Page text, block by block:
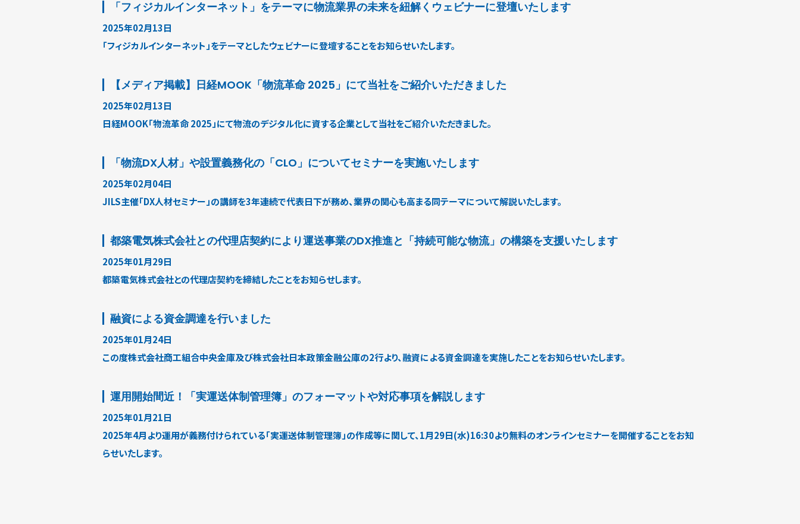
「フィジカルインターネット」をテーマに物流業界の未来を紐解くウェビナーに登壇いたします
2025年02月13日
「フィジカルインターネット」をテーマとしたウェビナーに登壇することをお知らせいたします。
【メディア掲載】日経MOOK「物流革命 2025」にて当社をご紹介いただきました
2025年02月13日
日経MOOK「物流革命 2025」にて物流のデジタル化に資する企業として当社をご紹介いただきました。
「物流DX人材」や設置義務化の「CLO」についてセミナーを実施いたします
2025年02月04日
JILS主催「DX人材セミナー」の講師を3年連続で代表日下が務め、業界の関心も高まる同テーマについて解説いたします。
都築電気株式会社との代理店契約により運送事業のDX推進と「持続可能な物流」の構築を支援いたします
2025年01月29日
都築電気株式会社との代理店契約を締結したことをお知らせします。
融資による資金調達を行いました
2025年01月24日
この度株式会社商工組合中央金庫及び株式会社日本政策金融公庫の2行より、融資による資金調達を実施したことをお知らせいたします。
運用開始間近！「実運送体制管理簿」のフォーマットや対応事項を解説します
2025年01月21日
2025年4月より運用が義務付けられている「実運送体制管理簿」の作成等に関して、1月29日(水)16:30より無料のオンラインセミナーを開催することをお知
らせいたします。